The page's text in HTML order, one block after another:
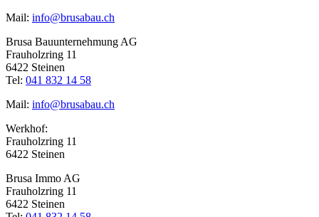
Mail: info@brusabau.ch
Brusa Bauunternehmung AG
Frauholzring 11
6422 Steinen
Tel: 041 832 14 58
Mail: info@brusabau.ch
Werkhof:
Frauholzring 11
6422 Steinen
Brusa Immo AG
Frauholzring 11
6422 Steinen